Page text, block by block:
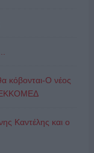
κόβονται-Ο νέος
ΕΚΚΟΜΕΔ
Καντέλης και ο